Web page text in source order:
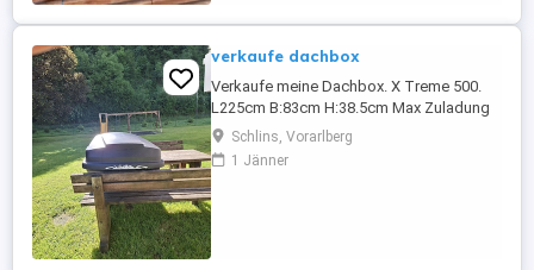
verkaufe dachbox
Verkaufe meine Dachbox. X Treme 500.
L225cm B:83cm H:38.5cm Max Zuladung
50kg Eigengewicht 20kg.
Schlins, Vorarlberg
1 Jänner